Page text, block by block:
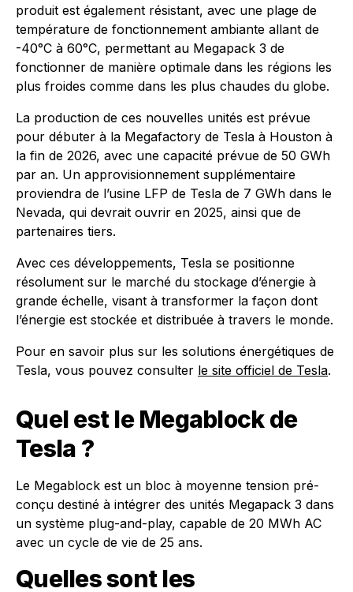
produit est également résistant, avec une plage de
température de fonctionnement ambiante allant de
-40°C à 60°C, permettant au Megapack 3 de
fonctionner de manière optimale dans les régions les
plus froides comme dans les plus chaudes du globe.
La production de ces nouvelles unités est prévue
pour débuter à la Megafactory de Tesla à Houston à
la fin de 2026, avec une capacité prévue de 50 GWh
par an. Un approvisionnement supplémentaire
proviendra de l’usine LFP de Tesla de 7 GWh dans le
Nevada, qui devrait ouvrir en 2025, ainsi que de
partenaires tiers.
Avec ces développements, Tesla se positionne
résolument sur le marché du stockage d’énergie à
grande échelle, visant à transformer la façon dont
l’énergie est stockée et distribuée à travers le monde.
Pour en savoir plus sur les solutions énergétiques de
Tesla, vous pouvez consulter le site officiel de Tesla.
Quel est le Megablock de
Tesla ?
Le Megablock est un bloc à moyenne tension pré-
conçu destiné à intégrer des unités Megapack 3 dans
un système plug-and-play, capable de 20 MWh AC
avec un cycle de vie de 25 ans.
Quelles sont les